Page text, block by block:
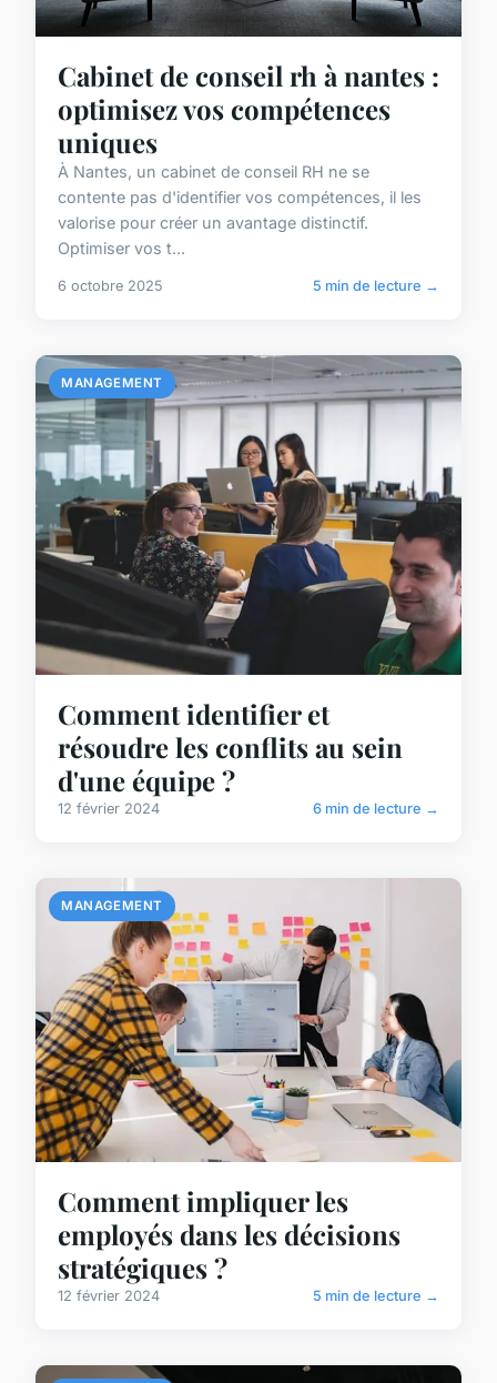
Cabinet de conseil rh à nantes :
optimisez vos compétences
uniques
À Nantes, un cabinet de conseil RH ne se
contente pas d'identifier vos compétences, il les
valorise pour créer un avantage distinctif.
Optimiser vos t...
6 octobre 2025 5 min de lecture →
MANAGEMENT
Comment identifier et
résoudre les conflits au sein
d'une équipe ?
12 février 2024 6 min de lecture →
MANAGEMENT
Comment impliquer les
employés dans les décisions
stratégiques ?
12 février 2024 5 min de lecture →